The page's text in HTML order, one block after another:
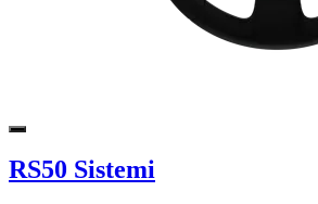
RS50 Sistemi